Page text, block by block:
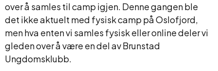
over å samles til camp igjen. Denne gangen ble
det ikke aktuelt med fysisk camp på Oslofjord,
men hva enten vi samles fysisk eller online deler vi
gleden over å være en del av Brunstad
Ungdomsklubb.